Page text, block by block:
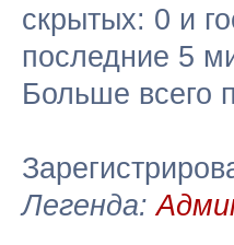
скрытых: 0 и
последние 5
Больше всего
Легенда: